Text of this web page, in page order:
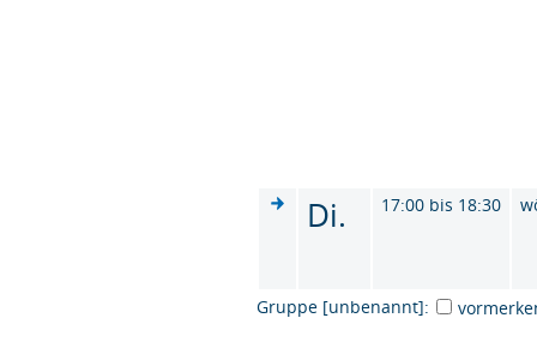
Di. 17:00 bis 18:30
Gruppe [unbenannt]: